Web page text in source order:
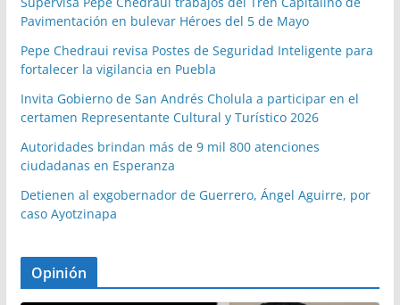
Pavimentación en bulevar Héroes del 5 de Mayo
Pepe Chedraui revisa Postes de Seguridad Inteligente para
fortalecer la vigilancia en Puebla
Invita Gobierno de San Andrés Cholula a participar en el
certamen Representante Cultural y Turístico 2026
Autoridades brindan más de 9 mil 800 atenciones
ciudadanas en Esperanza
Detienen al exgobernador de Guerrero, Ángel Aguirre, por
caso Ayotzinapa
Opinión